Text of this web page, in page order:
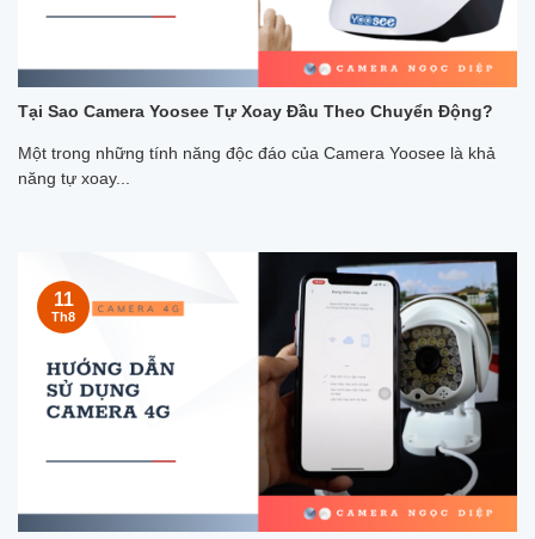
Tại Sao Camera Yoosee Tự Xoay Đầu Theo Chuyển Động?
Một trong những tính năng độc đáo của Camera Yoosee là khả
năng tự xoay...
11
Th8